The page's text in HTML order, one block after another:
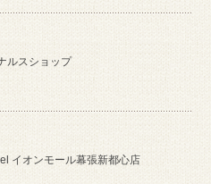
ルスショップ
イオンモール幕張新都心店